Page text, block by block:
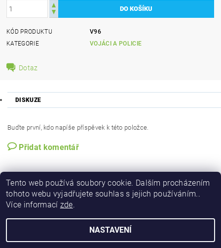
KÓD PRODUKTU
V96
KATEGORIE
VOJÁCI A POLICIE
Dotaz
DISKUZE
Buďte první, kdo napíše příspěvek k této položce.
Přidat komentář
2026 © Figurky a kostky, všechna práva vyhrazena
Tento web používá soubory cookie. Dalším procházením
tohoto webu vyjadřujete souhlas s jejich používáním..
Více informací zde.
NASTAVENÍ